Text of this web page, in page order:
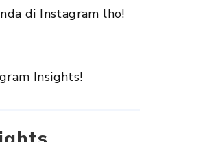
di Instagram lho!
Insights!